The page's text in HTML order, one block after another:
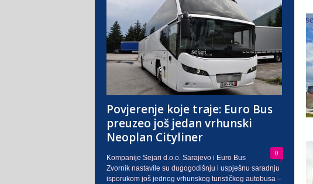
Povjerenje koje traje: Euro Bus
preuzeo još jedan vrhunski
Neoplan Cityliner
0
Kompanije Sejari d.o.o. Sarajevo i Euro Bus
Zvornik nastavile su dugogodišnju i uspješnu saradnju
isporukom još jednog vrhunskog turističkog autobusa –